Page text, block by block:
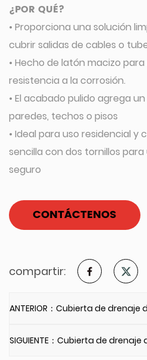
¿POR QUÉ?
• Proporciona una solución
cubrir salidas de cables o
• Hecho de latón macizo
resistencia a la corrosión.
• El acabado pulido agrega
paredes, techos o pisos
• Ideal para uso residencial y
sencilla con dos tornillos
seguro
CONTÁCTENOS
compartir:
ANTERIOR：Cubierta de
SIGUIENTE：Cubierta de